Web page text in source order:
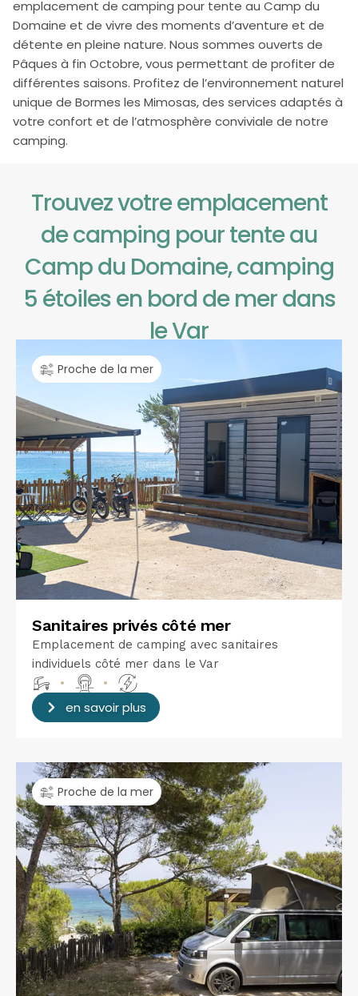
emplacement de camping pour tente au Camp du
Domaine et de vivre des moments d’aventure et de
détente en pleine nature. Nous sommes ouverts de
Pâques à fin Octobre, vous permettant de profiter de
différentes saisons. Profitez de l’environnement naturel
unique de Bormes les Mimosas, des services adaptés à
votre confort et de l’atmosphère conviviale de notre
camping.
Trouvez votre emplacement
de camping pour tente au
Camp du Domaine, camping
5 étoiles en bord de mer dans
le Var
Proche de la mer
Sanitaires privés côté mer
Emplacement de camping avec sanitaires
individuels côté mer dans le Var
•
•
en savoir plus
Proche de la mer